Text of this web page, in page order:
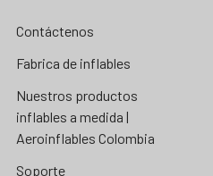
Contáctenos
Fabrica de inflables
Nuestros productos
inflables a medida |
Aeroinflables Colombia
Soporte